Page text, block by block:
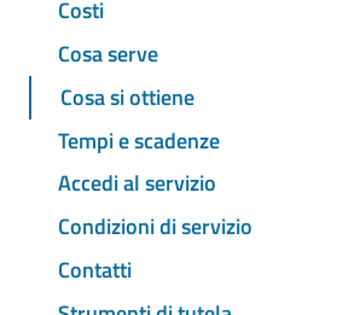
Costi
Cosa serve
Cosa si ottiene
Tempi e scadenze
Accedi al servizio
Condizioni di servizio
Contatti